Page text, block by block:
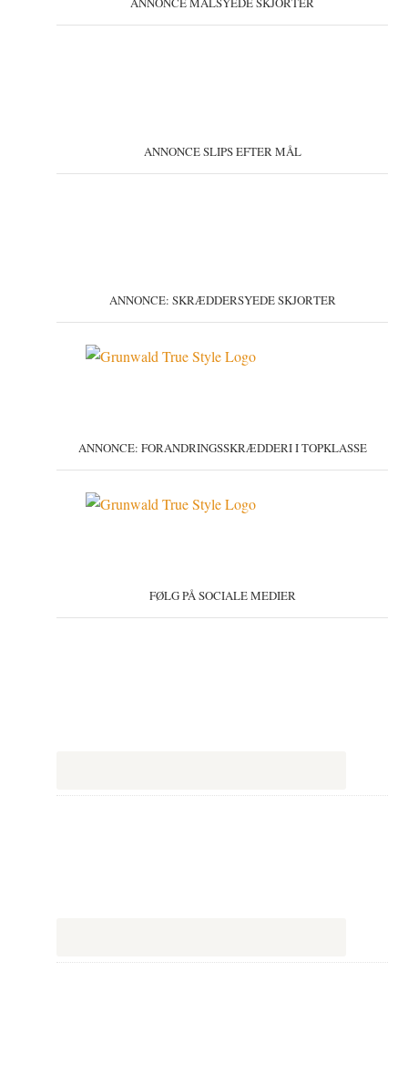
ANNONCE SLIPS EFTER MÅL
ANNONCE: SKRÆDDERSYEDE SKJORTER
ANNONCE: FORANDRINGSSKRÆDDERI I TOPKLASSE
FØLG PÅ SOCIALE MEDIER